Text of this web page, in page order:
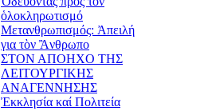
ὁλοκληρωτισμό
Μετανθρωπισμός: Ἀπειλή
για τὸν Ἂνθρωπο
ΣΤΟΝ ΑΠΟΗΧΟ ΤΗΣ
ΛΕΙΤΟΥΡΓΙΚΗΣ
ΑΝΑΓΕΝΝΗΣΗΣ
Ἐκκλησία καί Πολιτεία